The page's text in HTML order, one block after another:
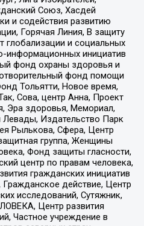
Союз, Хасдей
и содействия развитию
Горячая Линия, В защиту
глобализации и социальных
информационных инициатив
фонд охраны здоровья и
фонд помощи
Тольятти, Новое время,
Сова, центр Анна, Проект
Эра здоровья, Мемориал,
Издательство Парк
Рылькова, Сфера, Центр
группа, Женщины
Фонд защиты гласности,
центр по правам человека,
гражданских инициатив
Гражданское действие, Центр
исследований, Сутяжник,
Центр развития
Частное учреждение в